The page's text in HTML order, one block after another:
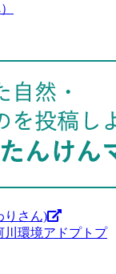
りさん)
川環境アドプトプ